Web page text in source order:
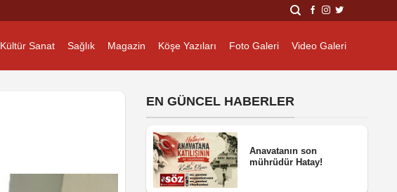
Kültür Sanat Sağlık Magazin Köşe Yazıları Foto Galeri Video Galeri
EN GÜNCEL HABERLER
Anavatanın son
mührüdür Hatay!